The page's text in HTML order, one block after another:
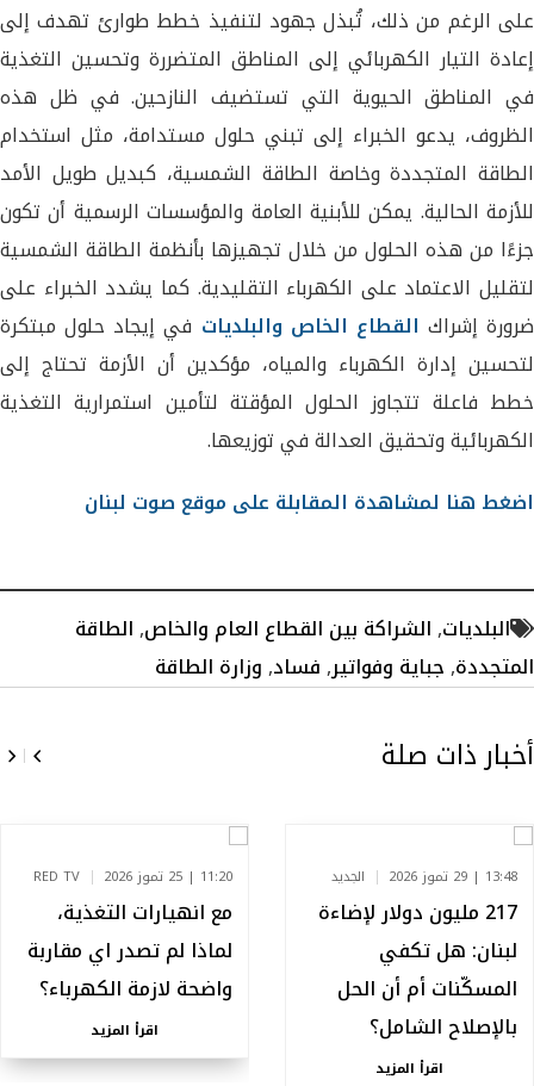
على الرغم من ذلك، تُبذل جهود لتنفيذ خطط طوارئ تهدف إلى
إعادة التيار الكهربائي إلى المناطق المتضررة وتحسين التغذية
في المناطق الحيوية التي تستضيف النازحين. في ظل هذه
الظروف، يدعو الخبراء إلى تبني حلول مستدامة، مثل استخدام
الطاقة المتجددة وخاصة الطاقة الشمسية، كبديل طويل الأمد
للأزمة الحالية. يمكن للأبنية العامة والمؤسسات الرسمية أن تكون
جزءًا من هذه الحلول من خلال تجهيزها بأنظمة الطاقة الشمسية
لتقليل الاعتماد على الكهرباء التقليدية. كما يشدد الخبراء على
ضرورة إشراك القطاع الخاص والبلديات في إيجاد حلول مبتكرة
لتحسين إدارة الكهرباء والمياه، مؤكدين أن الأزمة تحتاج إلى
خطط فاعلة تتجاوز الحلول المؤقتة لتأمين استمرارية التغذية
الكهربائية وتحقيق العدالة في توزيعها.
اضغط هنا لمشاهدة المقابلة على موقع صوت لبنان
البلديات,الشراكة بين القطاع العام والخاص,الطاقة
المتجددة,جباية وفواتير,فساد,وزارة الطاقة
أخبار ذات صلة
13:48 | 29 تموز 2026 الجديد
217 مليون دولار لإضاءة
لبنان: هل تكفي
المسكّنات أم أن الحل
بالإصلاح الشامل؟
اقرأ المزيد
11:20 | 25 تموز 2026 RED TV
مع انهيارات التغذية،
لماذا لم تصدر اي مقاربة
واضحة لازمة الكهرباء؟
اقرأ المزيد